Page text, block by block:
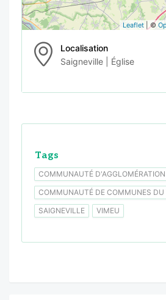
Leaflet | ©
Localisation
Saigneville | Église
Tags
COMMUNAUTÉ
COMMUNAUTÉ DE COMMUNES DU
SAIGNEVILLE
VIMEU